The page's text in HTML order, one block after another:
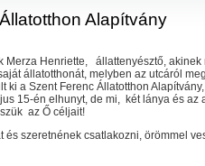
Alapítvány
Merza Henriette, állattenyésztő, akinek
állatotthonát, melyben az utcáról
ki a Szent Ferenc Állatotthon
15-én elhunyt, de mi, két lánya és
az Ő céljait!
és szeretnének csatlakozni, örömmel